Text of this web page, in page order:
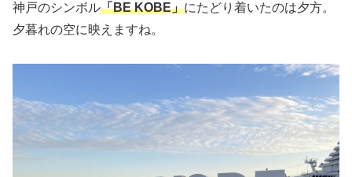
神戸のシンボル「BE KOBE」にたどり着いたのは夕方。
夕暮れの空に映えますね。